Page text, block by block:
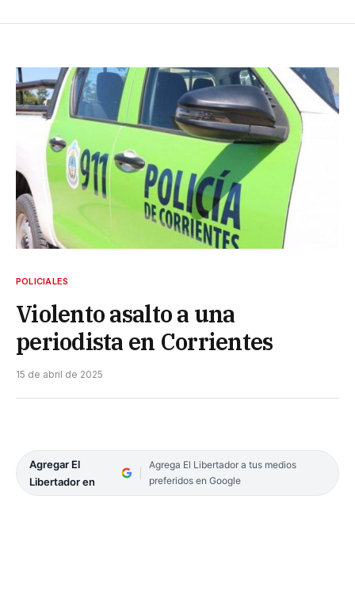
POLICIALES
Violento asalto a una
periodista en Corrientes
15 de abril de 2025
Agregar El
Libertador en
Agrega El Libertador a tus medios
preferidos en Google